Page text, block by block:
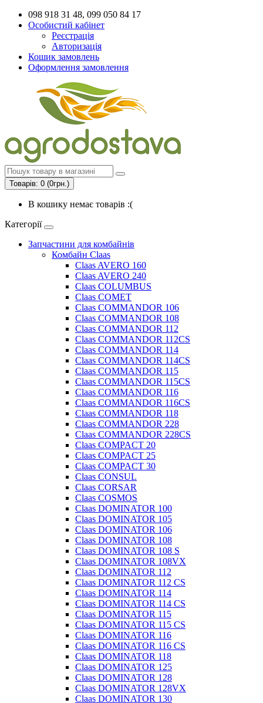
098 918 31 48, 099 050 84 17
Особистий кабінет
Реєстрація
Авторизація
Кошик замовлень
Оформлення замовлення
Товарів: 0 (0грн.)
В кошику немає товарів :(
Категорії
Запчастини для комбайнів
Комбайн Claas
Claas AVERO 160
Claas AVERO 240
Claas COLUMBUS
Claas COMET
Claas COMMANDOR 106
Claas COMMANDOR 108
Claas COMMANDOR 112
Claas COMMANDOR 112CS
Claas COMMANDOR 114
Claas COMMANDOR 114CS
Claas COMMANDOR 115
Claas COMMANDOR 115CS
Claas COMMANDOR 116
Claas COMMANDOR 116CS
Claas COMMANDOR 118
Claas COMMANDOR 228
Claas COMMANDOR 228CS
Claas COMPACT 20
Claas COMPACT 25
Claas COMPACT 30
Claas CONSUL
Claas CORSAR
Claas COSMOS
Claas DOMINATOR 100
Claas DOMINATOR 105
Claas DOMINATOR 106
Claas DOMINATOR 108
Claas DOMINATOR 108 S
Claas DOMINATOR 108VX
Claas DOMINATOR 112
Claas DOMINATOR 112 CS
Claas DOMINATOR 114
Claas DOMINATOR 114 CS
Claas DOMINATOR 115
Claas DOMINATOR 115 CS
Claas DOMINATOR 116
Claas DOMINATOR 116 CS
Claas DOMINATOR 118
Claas DOMINATOR 125
Claas DOMINATOR 128
Claas DOMINATOR 128VX
Claas DOMINATOR 130